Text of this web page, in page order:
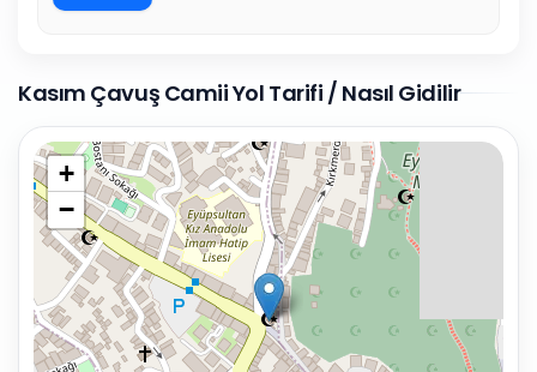
Kasım Çavuş Camii Yol Tarifi / Nasıl Gidilir
+
−